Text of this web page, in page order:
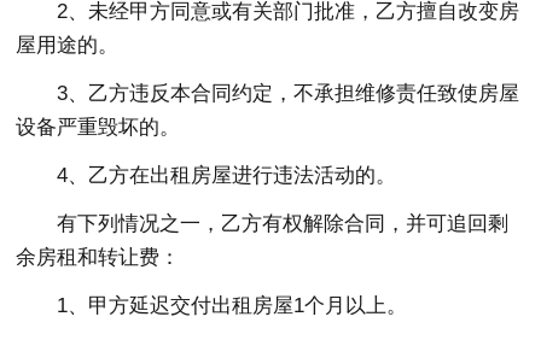
2、未经甲方同意或有关部门批准，乙方擅自改变房
屋用途的。
3、乙方违反本合同约定，不承担维修责任致使房屋
设备严重毁坏的。
4、乙方在出租房屋进行违法活动的。
有下列情况之一，乙方有权解除合同，并可追回剩
余房租和转让费：
1、甲方延迟交付出租房屋1个月以上。